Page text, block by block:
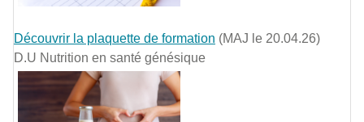
Découvrir la plaquette de formation (MAJ le 20.04.26)
D.U Nutrition en santé génésique